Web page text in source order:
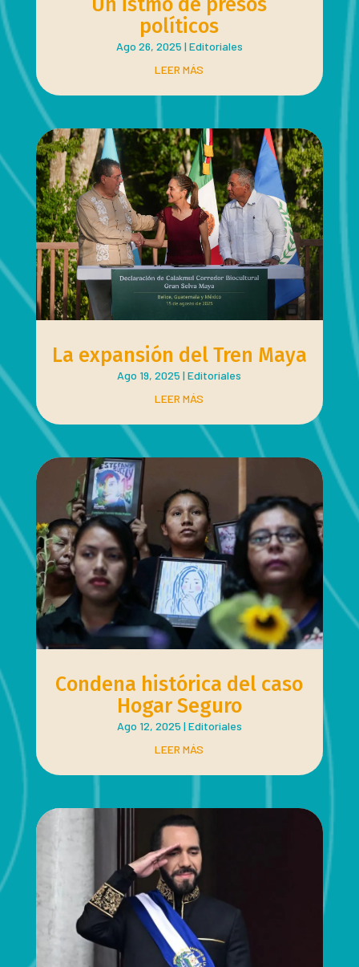
políticos
Ago 26, 2025 | Editoriales
LEER MÁS
La expansión del Tren Maya
Ago 19, 2025 |Editoriales
LEER MÁS
Condena histórica del caso
Hogar Seguro
Ago 12, 2025 | Editoriales
LEER MÁS